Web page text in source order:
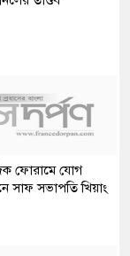
ফোরামে যোগ
সাফ সভাপতি খিয়াং